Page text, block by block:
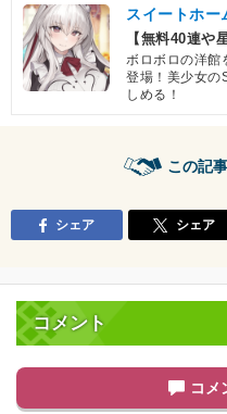
スイートホー
【無料40連や
ボロボロの洋館
登場！美少女の
しめる！
この記
シェア シェア
コメント
コメ